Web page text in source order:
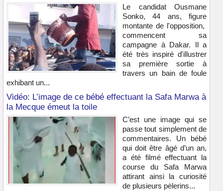
Le candidat Ousmane
Sonko, 44 ans, figure
montante de l'opposition,
commencent sa
campagne à Dakar. Il a
été très inspiré d'illustrer
sa première sortie à
travers un bain de foule
exhibant un...
Vidéo: L’image de ce bébé effectuant la Safa Marwa à
la Mecque émeut la toile
C’est une image qui se
passe tout simplement de
commentaires. Un bébé
qui doit être âgé d’un an,
a été filmé effectuant la
course du Safa Marwa
attirant ainsi la curiosité
de plusieurs pèlerins...